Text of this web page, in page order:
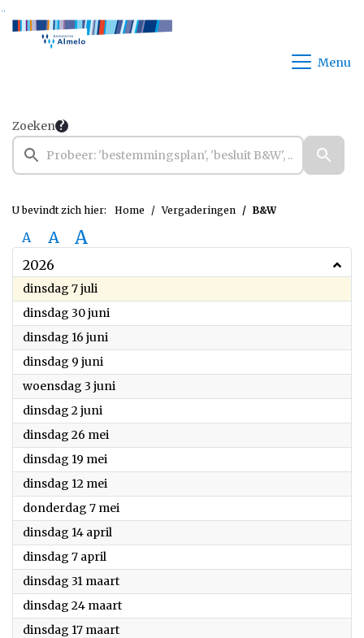
Ga naar de inhoud van deze pagina
Ga naar het zoeken
Ga naar het menu
Menu
Zoeken
U bevindt zich hier: Home Vergaderingen B&W
A A A
2026
dinsdag 7 juli
dinsdag 30 juni
dinsdag 16 juni
dinsdag 9 juni
woensdag 3 juni
dinsdag 2 juni
dinsdag 26 mei
dinsdag 19 mei
dinsdag 12 mei
donderdag 7 mei
dinsdag 14 april
dinsdag 7 april
dinsdag 31 maart2026
dinsdag 24 maart2026
dinsdag 17 maart2026